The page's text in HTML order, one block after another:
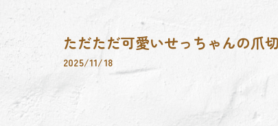
ただただ可愛いせっちゃんの爪
2025/11/18